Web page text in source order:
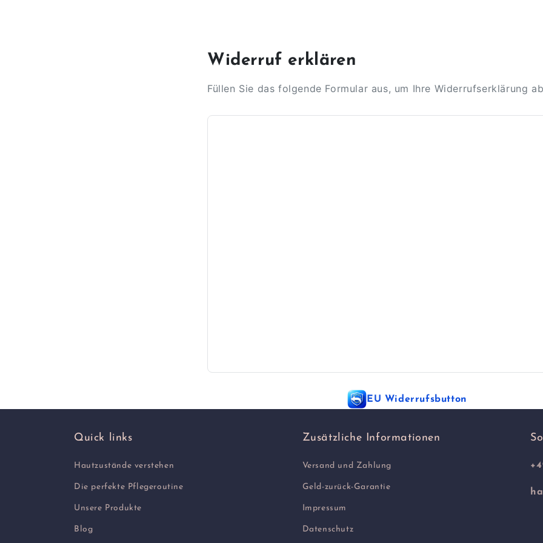
Widerruf erklären
Füllen Sie das folgende Formular aus, um Ihre Widerrufserklärung
EU Widerrufsbutton
Quick links
Hautzustände verstehen
Die perfekte Pflegeroutine
Unsere Produkte
Blog
Zusätzliche Informationen
Versand und Zahlung
Geld-zurück-Garantie
Impressum
Datenschutz